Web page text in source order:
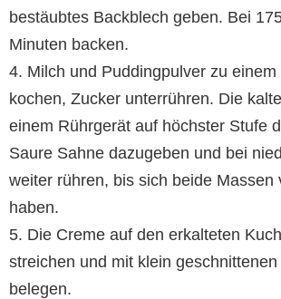
bestäubtes Backblech geben. Bei
Minuten backen.
4. Milch und Puddingpulver zu einem
kochen, Zucker unterrühren. Die
einem Rührgerät auf höchster Stufe
Saure Sahne dazugeben und bei
weiter rühren, bis sich beide Massen
haben.
5. Die Creme auf den erkalteten
streichen und mit klein
belegen.